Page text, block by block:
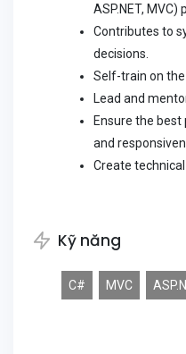
ASP.NET,
Contributes to
decisions.
Self-train on
Lead and
Ensure the
and
Create
Kỹ năng
C# MVC